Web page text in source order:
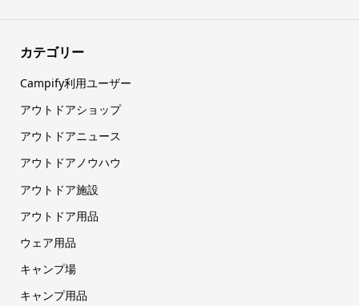
カテゴリー
Campify利用ユーザー
アウトドアショップ
アウトドアニュース
アウトドアノウハウ
アウトドア施設
アウトドア用品
ウェア用品
キャンプ場
キャンプ用品